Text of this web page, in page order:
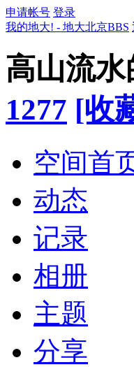
申请帐号 登录
我的地大! - 地大北京BBS
高山流水
1277 [收
空间首
动态
记录
相册
主题
分享